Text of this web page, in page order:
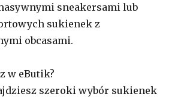
sneakersami lub
sukienek z
obcasami.
w eButik?
szeroki wybór sukienek